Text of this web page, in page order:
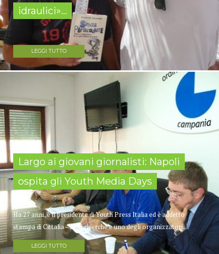
idraulici»...
LEGGI TUTTO
Largo ai giovani giornalisti: Napoli
ospita gli Youth Media Days
Ha 27 anni, è il presidente di Youth Press Italia ed è addetto
stampa di Cittalia – Anci ricerche e uno degli organizzatori...
LEGGI TUTTO